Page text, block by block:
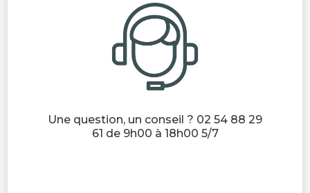
Une question, un conseil ? 02 54 88 29
61 de 9h00 à 18h00 5/7